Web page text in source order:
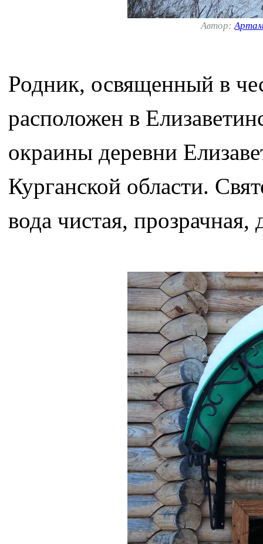
Автор:
Родник, освященный в
расположен в
окраины деревни
Курганской области.
вода чистая, прозрачная,